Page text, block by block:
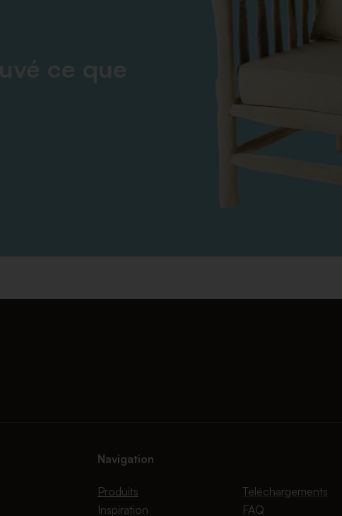
ce que
Navigation
Produits
Inspiration
Téléchargements
FAQ